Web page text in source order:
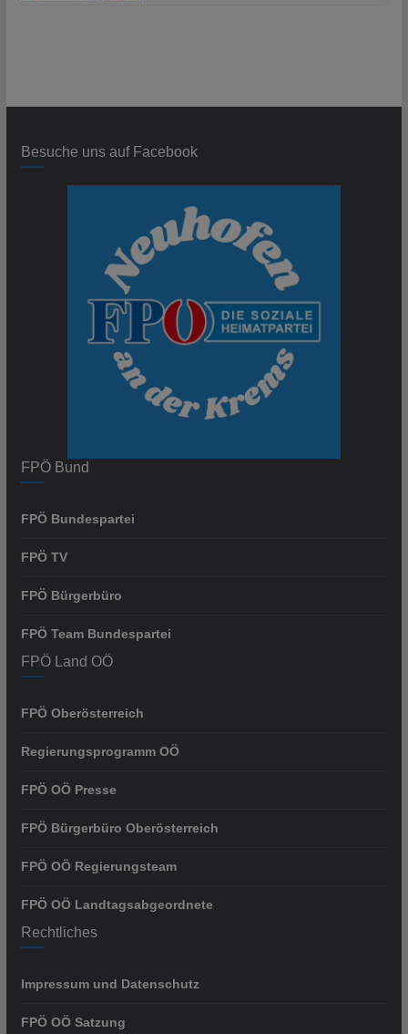
Besuche uns auf Facebook
FPÖ Bund
FPÖ Bundespartei
FPÖ TV
FPÖ Bürgerbüro
FPÖ Team Bundespartei
FPÖ Land OÖ
FPÖ Oberösterreich
Regierungsprogramm OÖ
FPÖ OÖ Presse
FPÖ Bürgerbüro Oberösterreich
FPÖ OÖ Regierungsteam
FPÖ OÖ Landtagsabgeordnete
Rechtliches
Impressum und Datenschutz
FPÖ OÖ Satzung